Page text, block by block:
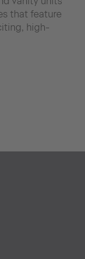
that feature
high-